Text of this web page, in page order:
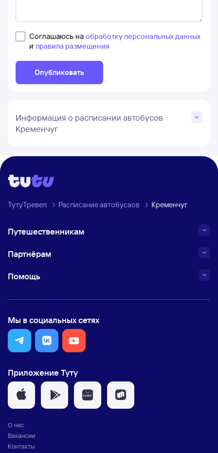
Соглашаюсь на обработку персональных данных
и правила размещения
Опубликовать
Информация о расписании автобусов
Кременчуг
ТутуТревел Расписание автобусаов Кременчуг
Путешественникам
Партнёрам
Помощь
Мы в социальных сетях
Приложение Туту
О нас
Вакансии
Контакты